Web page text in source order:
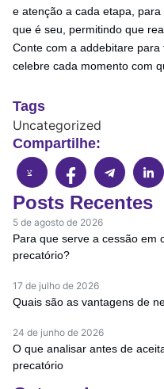
e atenção a cada etapa,
que é seu, permitindo que
Conte com a addebitare
celebre cada momento com
Tags
Uncategorized
Compartilhe:
Posts Recentes
5 de agosto de 2026
Para que serve a cessão em
precatório?
17 de julho de 2026
Quais são as vantagens de
24 de junho de 2026
O que analisar antes de
precatório